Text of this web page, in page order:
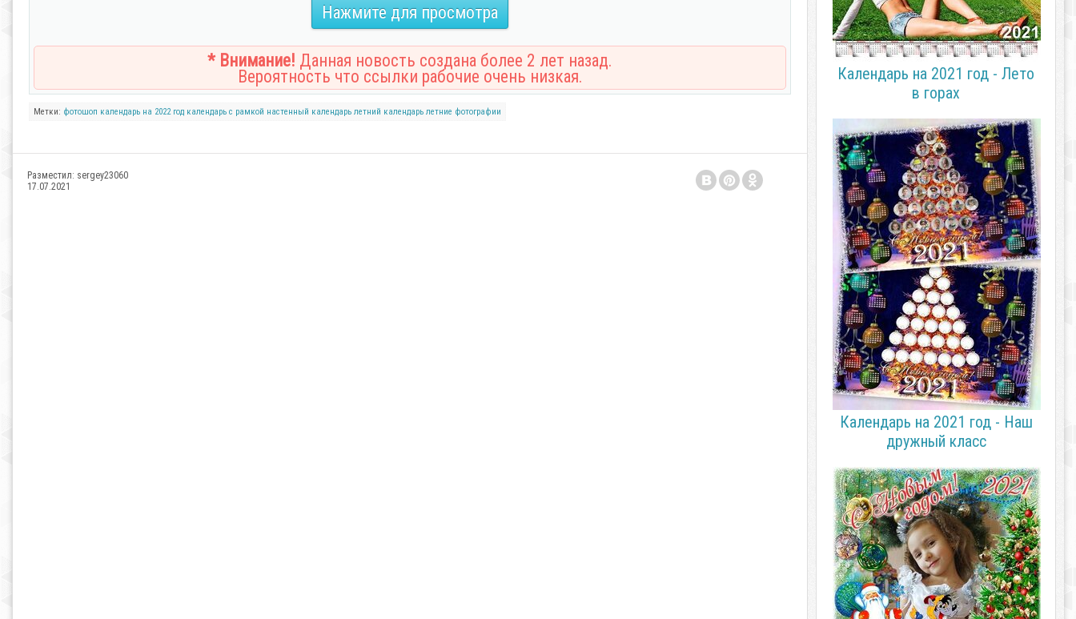
Нажмите для просмотра
* Внимание! Данная новость создана более 2 лет назад.
Вероятность что ссылки рабочие очень низкая.
Метки: фотошоп календарь на 2022 год календарь с рамкой настенный календарь летний календарь летние фотографии
Разместил: sergey23060
17.07.2021
Календарь на 2021 год - Лето
в горах
Календарь на 2021 год - Наш
дружный класс